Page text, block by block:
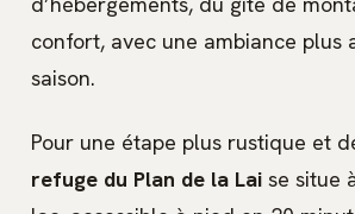
confort, avec une ambiance plus
saison.
Pour une étape plus rustique et
refuge du Plan de la Lai se situe